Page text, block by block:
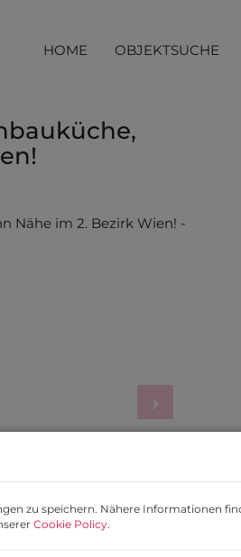
HOME OBJEKTSUCHE
zu speichern. Nähere Informationen
Cookie Policy.